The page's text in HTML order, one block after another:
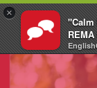
×
"Calm
Pular
para